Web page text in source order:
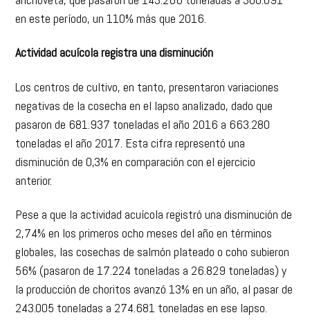
en este período, un 110% más que 2016.
Actividad acuícola registra una disminución
Los centros de cultivo, en tanto, presentaron variaciones
negativas de la cosecha en el lapso analizado, dado que
pasaron de 681.937 toneladas el año 2016 a 663.280
toneladas el año 2017. Esta cifra representó una
disminución de 0,3% en comparación con el ejercicio
anterior.
Pese a que la actividad acuícola registró una disminución de
2,74% en los primeros ocho meses del año en términos
globales, las cosechas de salmón plateado o coho subieron
56% (pasaron de 17.224 toneladas a 26.829 toneladas) y
la producción de choritos avanzó 13% en un año, al pasar de
243.005 toneladas a 274.681 toneladas en ese lapso.